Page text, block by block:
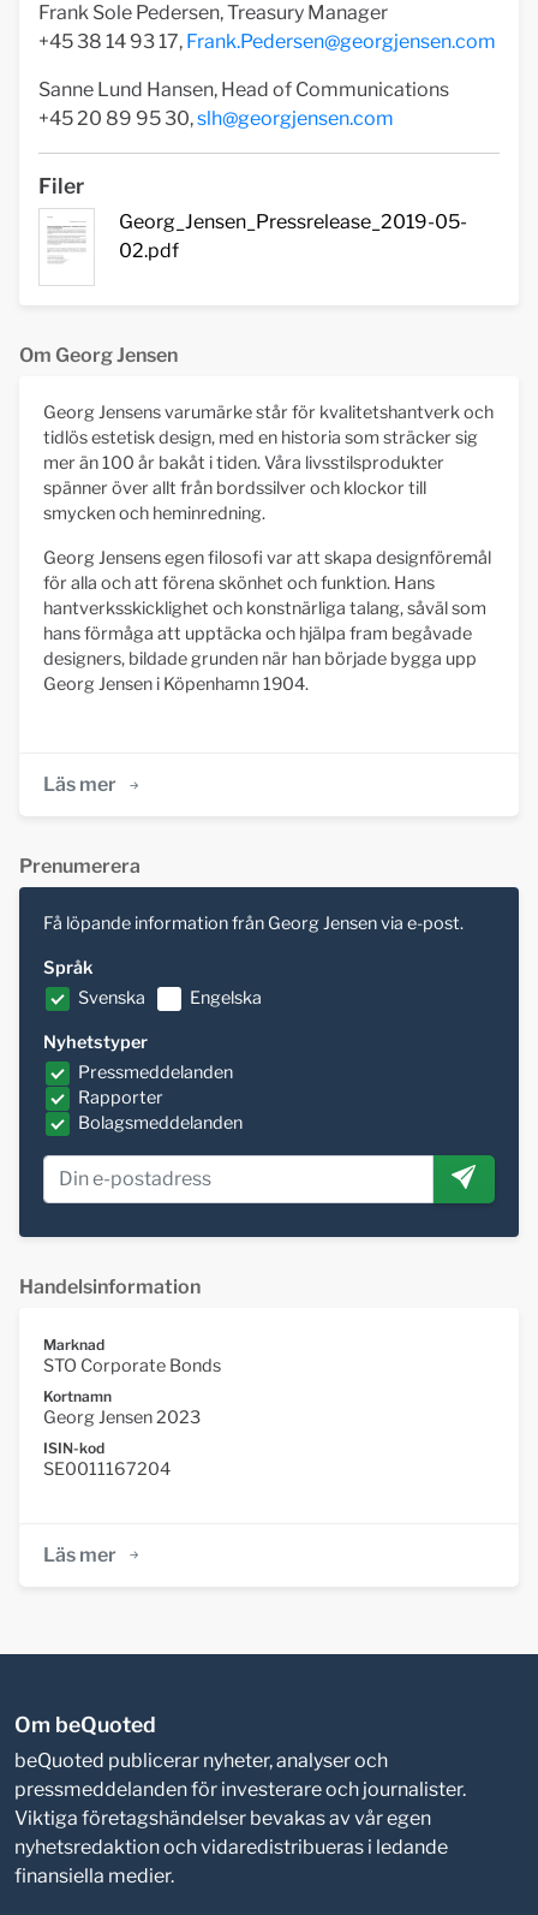
Frank Sole Pedersen, Treasury Manager
+45 38 14 93 17, Frank.Pedersen@georgjensen.com
Sanne Lund Hansen, Head of Communications
+45 20 89 95 30,slh@georgjensen.com
Filer
Georg_Jensen_Pressrelease_2019-05-
02.pdf
Om Georg Jensen
Georg Jensens varumärke står för kvalitetshantverk och
tidlös estetisk design, med en historia som sträcker sig
mer än 100 år bakåt i tiden. Våra livsstilsprodukter
spänner över allt från bordssilver och klockor till
smycken och heminredning.
Georg Jensens egen filosofi var att skapa designföremål
för alla och att förena skönhet och funktion. Hans
hantverksskicklighet och konstnärliga talang, såväl som
hans förmåga att upptäcka och hjälpa fram begåvade
designers, bildade grunden när han började bygga upp
Georg Jensen i Köpenhamn 1904.
Läs mer
Prenumerera
Få löpande information från Georg Jensen via e-post.
Språk
Svenska
Engelska
Nyhetstyper
Pressmeddelanden
Rapporter
Bolagsmeddelanden
Handelsinformation
Marknad
STO Corporate Bonds
Kortnamn
Georg Jensen 2023
ISIN-kod
SE0011167204
Läs mer
Om beQuoted
beQuoted publicerar nyheter, analyser och
pressmeddelanden för investerare och journalister.
Viktiga företagshändelser bevakas av vår egen
nyhetsredaktion och vidaredistribueras i ledande
finansiella medier.